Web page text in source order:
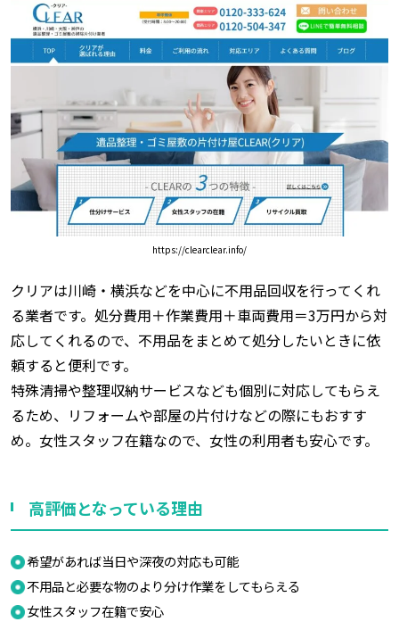
https://clearclear.info/
クリアは川崎・横浜などを中心に不用品回収を行ってくれ
る業者です。処分費用＋作業費用＋車両費用＝3万円から対
応してくれるので、不用品をまとめて処分したいときに依
頼すると便利です。
特殊清掃や整理収納サービスなども個別に対応してもらえ
るため、リフォームや部屋の片付けなどの際にもおすす
め。女性スタッフ在籍なので、女性の利用者も安心です。
高評価となっている理由
希望があれば当日や深夜の対応も可能
不用品と必要な物のより分け作業をしてもらえる
女性スタッフ在籍で安心